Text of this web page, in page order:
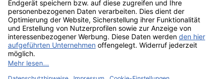
Impressum